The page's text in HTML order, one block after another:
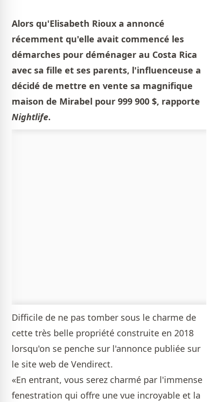
Alors qu'Elisabeth Rioux a annoncé
récemment qu'elle avait commencé les
démarches pour déménager au Costa Rica
avec sa fille et ses parents, l'influenceuse a
décidé de mettre en vente sa magnifique
maison de Mirabel pour 999 900 $, rapporte
Nightlife.
Difficile de ne pas tomber sous le charme de
cette très belle propriété construite en 2018
lorsqu'on se penche sur l'annonce publiée sur
le site web de Vendirect.
«En entrant, vous serez charmé par l'immense
fenestration qui offre une vue incroyable et la